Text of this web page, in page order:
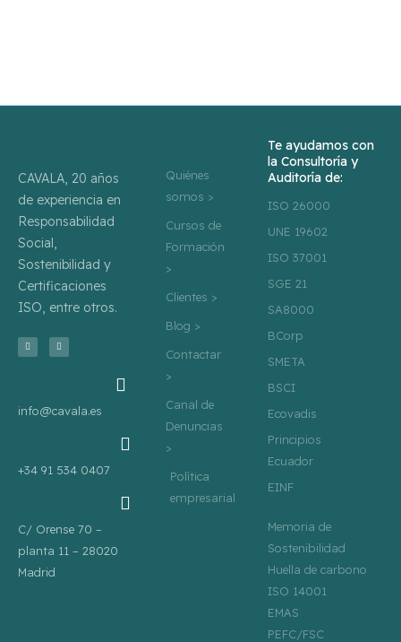
CAVALA, 20 años
de experiencia en
Responsabilidad
Social,
Sostenibilidad y
Certificaciones
ISO, entre otros.
T
w
i
L
i
n
info@cavala.es
+34 91 534 0407
C/ Orense 70 –
planta 11 – 28020
Madrid
Quiénes
somos >
Cursos de
Formación
>
Clientes >
Blog >
Contactar
>
Canal de
Denuncias
>
Política
empresarial
Te ayudamos con
la Consultoría y
Auditoría de:
ISO 26000
UNE 19602
ISO 37001
SGE 21
SA8000
BCorp
SMETA
BSCI
Ecovadis
Principios
Ecuador
EINF
Memoria de
Sostenibilidad
Huella de carbono
ISO 14001
EMAS
PEFC/FSC